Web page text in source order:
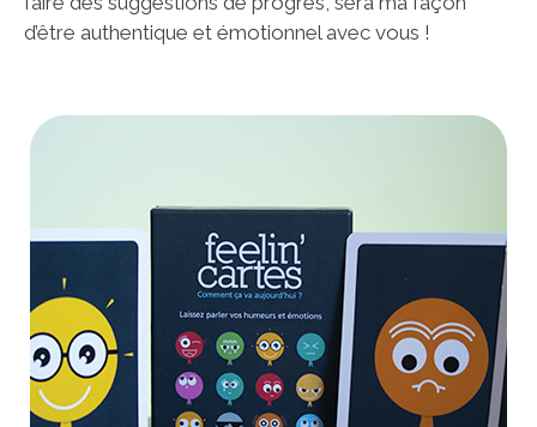
d’être authentique et émotionnel avec vous !